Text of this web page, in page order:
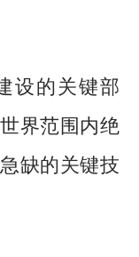
的关键部
界范围内绝
缺的关键技